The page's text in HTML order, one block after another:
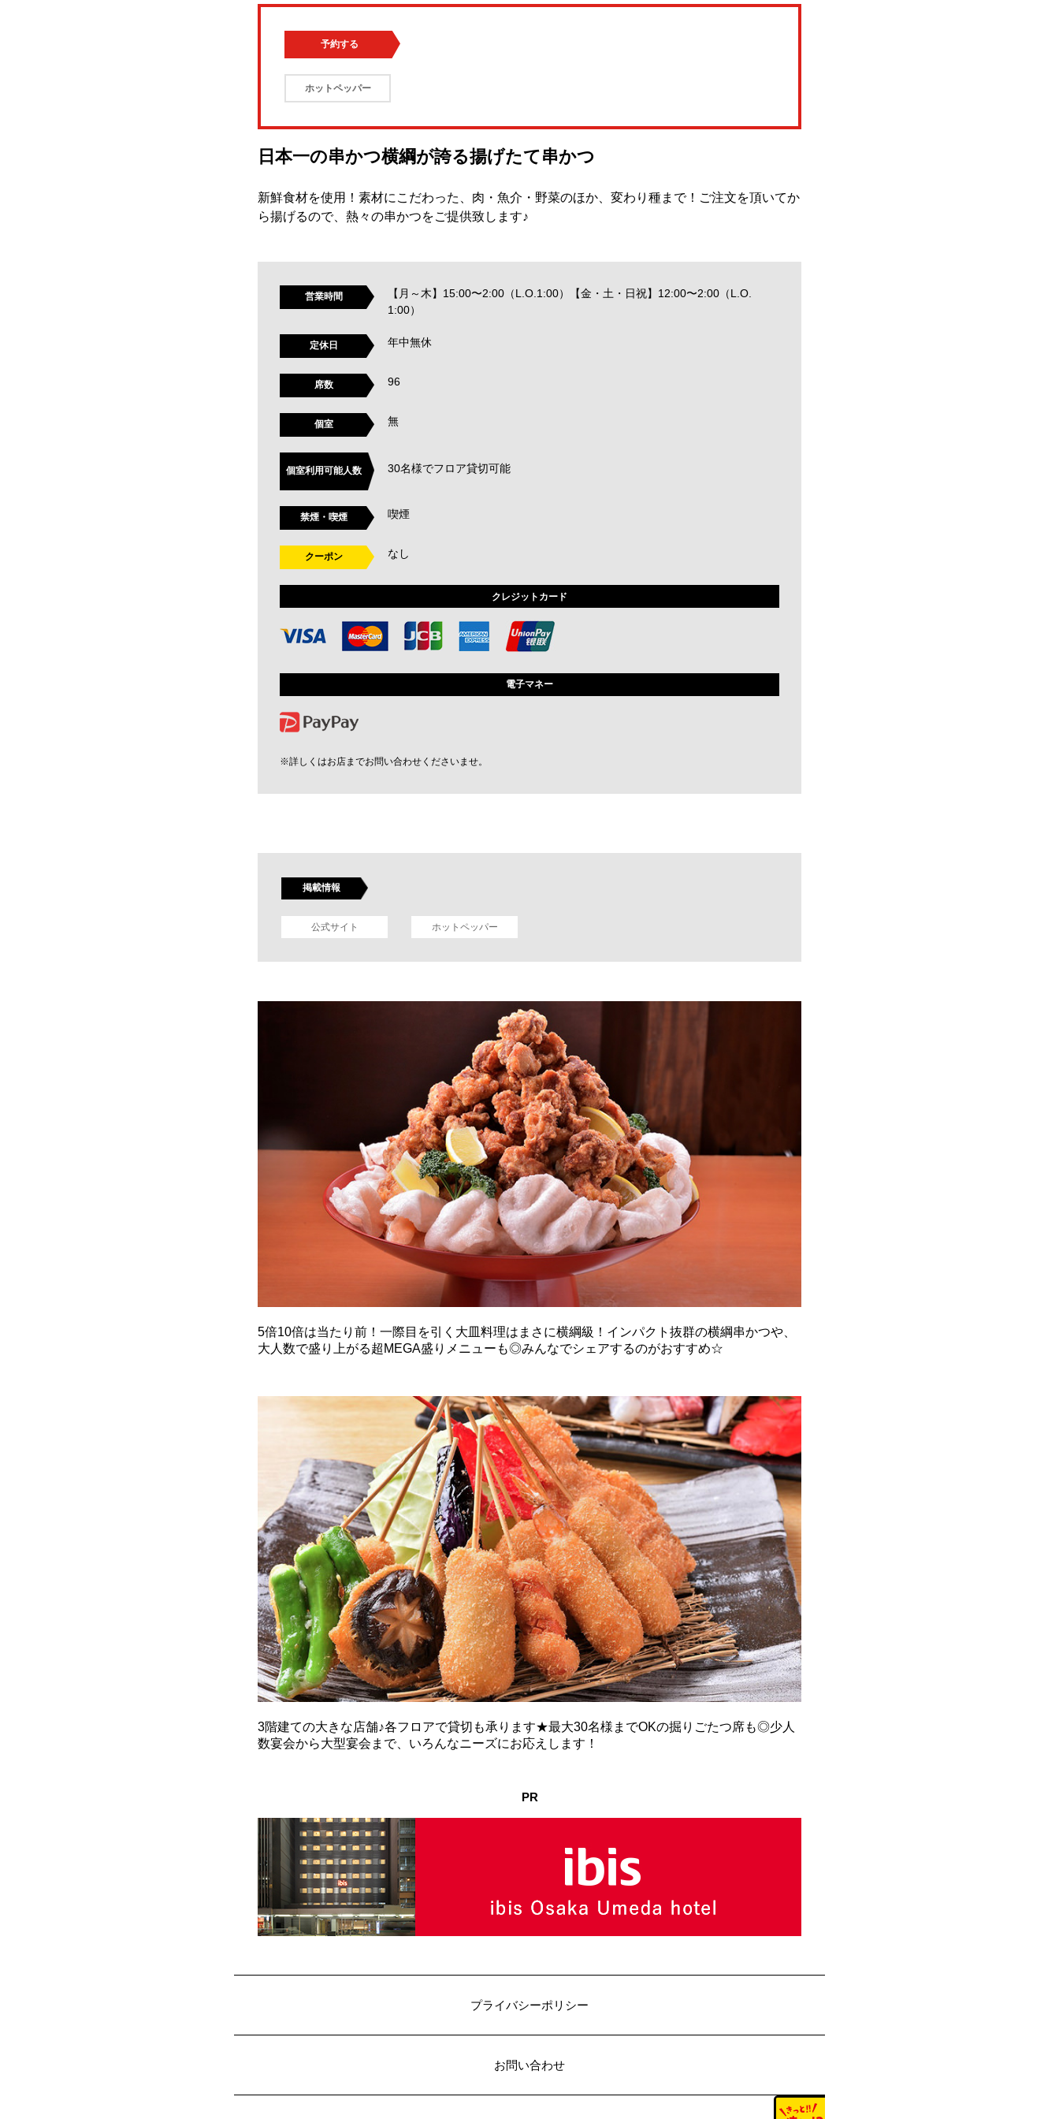
予約する
ホットペッパー
日本一の串かつ横綱が誇る揚げたて串かつ
新鮮食材を使用！素材にこだわった、肉・魚介・野菜のほか、変わり種まで！ご注文を頂いてか
ら揚げるので、熱々の串かつをご提供致します♪
営業時間
【月～木】15:00〜2:00（L.O.1:00）【金・土・日祝】12:00〜2:00（L.O.
1:00）
定休日 年中無休
席数 96
個室 無
個室利用可能人数 30名様でフロア貸切可能
禁煙・喫煙 喫煙
クーポン なし
クレジットカード
電子マネー
※詳しくはお店までお問い合わせくださいませ。
掲載情報
公式サイト ホットペッパー
5倍10倍は当たり前！一際目を引く大皿料理はまさに横綱級！インパクト抜群の横綱串かつや、
大人数で盛り上がる超MEGA盛りメニューも◎みんなでシェアするのがおすすめ☆
3階建ての大きな店舗♪各フロアで貸切も承ります★最大30名様までOKの掘りごたつ席も◎少人
数宴会から大型宴会まで、いろんなニーズにお応えします！
PR
プライバシーポリシー
お問い合わせ